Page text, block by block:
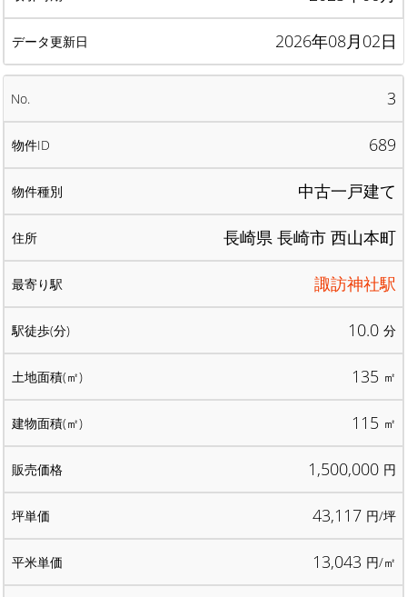
2026年08月02日
3
689
中古一戸建て
長崎県 長崎市 西山本町
諏訪神社駅
10.0 分
135 ㎡
115 ㎡
1,500,000 円
43,117 円/坪
13,043 円/㎡